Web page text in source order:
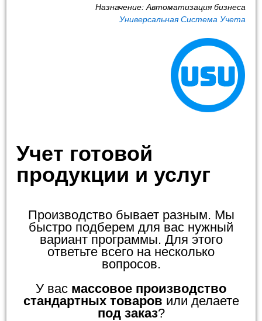
Назначение: Автоматизация бизнеса
Универсальная Система Учета
Учет готовой
продукции и услуг
Производство бывает разным. Мы
быстро подберем для вас нужный
вариант программы. Для этого
ответьте всего на несколько
вопросов.
У вас массовое производство
стандартных товаров или делаете
под заказ?